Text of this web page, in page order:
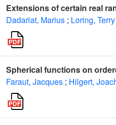
Extensions of certain real
Dadarlat, Marius ; Loring,
Spherical functions on
Faraut, Jacques ; Hilgert,